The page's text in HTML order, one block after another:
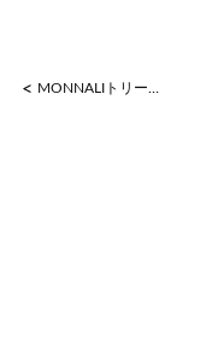
< MONNALIトリートメント